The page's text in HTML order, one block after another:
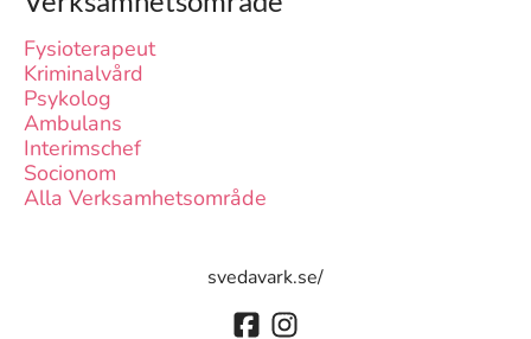
Fysioterapeut
Kriminalvård
Psykolog
Ambulans
Interimschef
Socionom
Alla Verksamhetsområde
svedavark.se/